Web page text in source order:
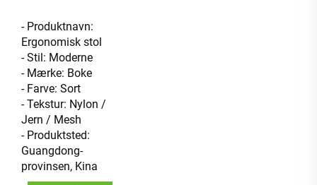
- Produktnavn:
Ergonomisk stol
- Stil: Moderne
- Mærke: Boke
- Farve: Sort
- Tekstur: Nylon /
Jern / Mesh
- Produktsted:
Guangdong-
provinsen, Kina